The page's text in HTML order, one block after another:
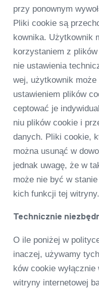
przy ponownym
Pliki coo­kie są
kow­nika. Użyt­kow­nik
kor­zysta­niem z
nie usta­wi­e­nia
wej, użyt­kow­nik
usta­wi­e­niem pli­ków
cep­tować je
niu pli­ków coo­kie i
danych. Pliki coo­kie,
można usunąć w
jed­nak uwagę, że w
może nie być w
kich funk­cji tej witryny.
Tech­nicz­nie
O ile poniżej w
inac­zej, uży­wamy
ków coo­kie
witryny inter­neto­wej